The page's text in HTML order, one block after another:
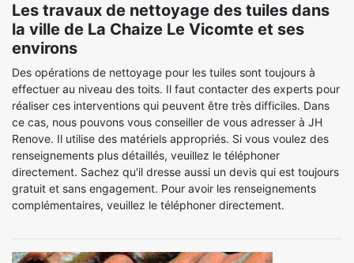
Les travaux de nettoyage des tuiles dans
la ville de La Chaize Le Vicomte et ses
environs
Des opérations de nettoyage pour les tuiles sont toujours à
effectuer au niveau des toits. Il faut contacter des experts pour
réaliser ces interventions qui peuvent être très difficiles. Dans
ce cas, nous pouvons vous conseiller de vous adresser à JH
Renove. Il utilise des matériels appropriés. Si vous voulez des
renseignements plus détaillés, veuillez le téléphoner
directement. Sachez qu'il dresse aussi un devis qui est toujours
gratuit et sans engagement. Pour avoir les renseignements
complémentaires, veuillez le téléphoner directement.